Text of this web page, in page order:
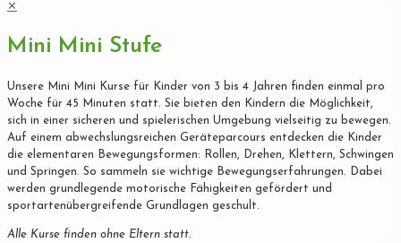
✕
Mini Mini Stufe
Unsere Mini Mini Kurse für Kinder von 3 bis 4 Jahren finden einmal pro
Woche für 45 Minuten statt. Sie bieten den Kindern die Möglichkeit,
sich in einer sicheren und spielerischen Umgebung vielseitig zu bewegen.
Auf einem abwechslungsreichen Geräteparcours entdecken die Kinder
die elementaren Bewegungsformen: Rollen, Drehen, Klettern, Schwingen
und Springen. So sammeln sie wichtige Bewegungserfahrungen. Dabei
werden grundlegende motorische Fähigkeiten gefördert und
sportartenübergreifende Grundlagen geschult.
Alle Kurse finden ohne Eltern statt.